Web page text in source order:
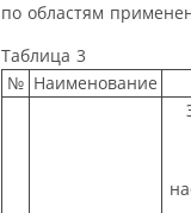
по областям
Таблица 3
№ Наименование